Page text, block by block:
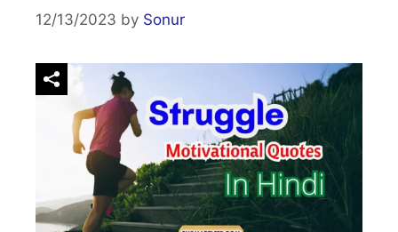
12/13/2023 by Sonur